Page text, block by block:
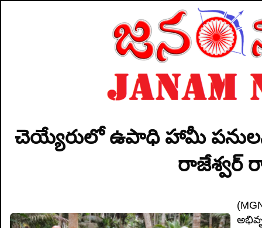
చెయ్యేరులో ఉపాధి హామీ
రాజేశ్వర్